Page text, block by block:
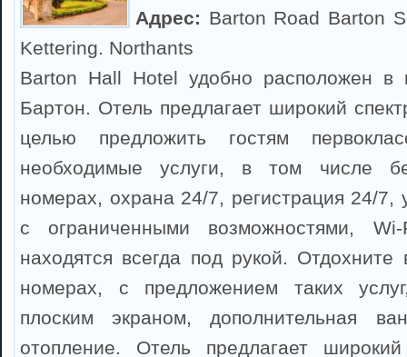
Адрес: Barton Road Barton
Kettering. Northants
Barton Hall Hotel удобно расположен в
Бартон. Отель предлагает широкий
целью предложить гостям
необходимые услуги, в том числе
номерах, охрана 24/7, регистрация 24/7,
с ограниченными возможностями,
находятся всегда под рукой.
номерах, с предложением таких
плоским экраном, дополнительная
отопление. Отель предлагает